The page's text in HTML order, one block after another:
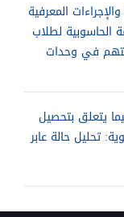
المعرفية
الحاسوبية لطلاب
في وحدات
يتعلق بتحصيل
تحليل حالة عابر